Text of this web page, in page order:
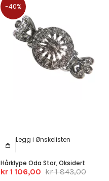
-40%
Legg i Ønskelisten
Hårklype Oda Stor, Oksidert
kr 1 106,00 kr 1 843,00